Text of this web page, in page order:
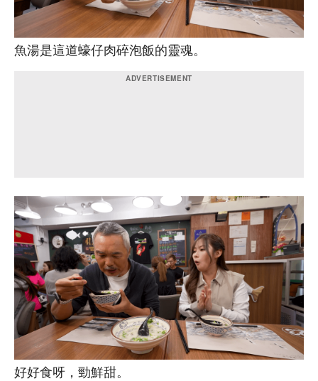
魚湯是這道蠔仔肉碎泡飯的靈魂。
好好食呀，勁鮮甜。